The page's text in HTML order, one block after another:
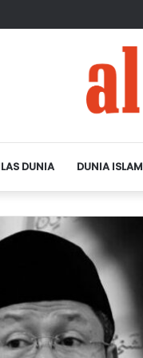
Depan Dunia Islam
DUNIA DUNIA ISLAM